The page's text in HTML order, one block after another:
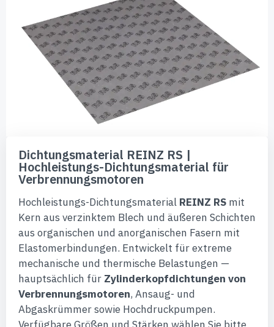
springen
Anfang
Bildgalerie
springen
Dichtungsmaterial REINZ RS |
Hochleistungs-Dichtungsmaterial für
Verbrennungsmotoren
Hochleistungs-Dichtungsmaterial REINZ RS mit
Kern aus verzinktem Blech und äußeren Schichten
aus organischen und anorganischen Fasern mit
Elastomerbindungen. Entwickelt für extreme
mechanische und thermische Belastungen —
hauptsächlich für Zylinderkopfdichtungen von
Verbrennungsmotoren, Ansaug- und
Abgaskrümmer sowie Hochdruckpumpen.